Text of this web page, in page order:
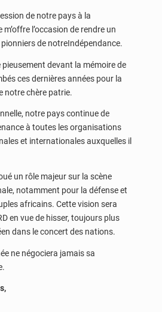
de notre pays à la
l’occasion de rendre un
de notreIndépendance.
pieusement devant la mémoire de
ces dernières années pour la
notre chère patrie.
notre pays continue de
à toutes les organisations
et internationales auxquelles il
un rôle majeur sur la scène
notamment pour la défense et
africains. Cette vision sera
en vue de hisser, toujours plus
dans le concert des nations.
ne négociera jamais sa